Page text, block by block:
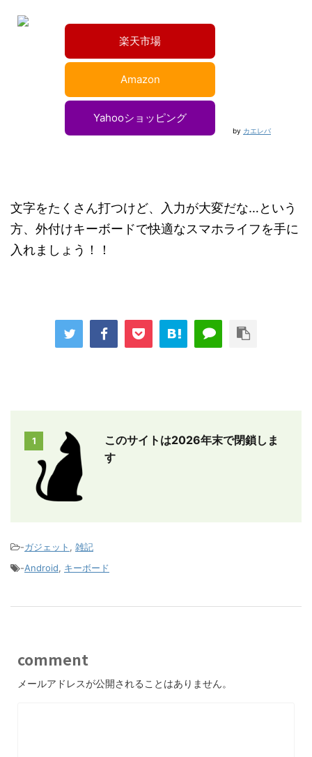
楽天市場
Amazon
Yahooショッピング
by カエレバ
文字をたくさん打つけど、入力が大変だな…という
方、外付けキーボードで快適なスマホライフを手に
入れましょう！！
1
このサイトは2026年末で閉鎖しま
す
-ガジェット , 雑記
-Android, キーボード
comment
メールアドレスが公開されることはありません。